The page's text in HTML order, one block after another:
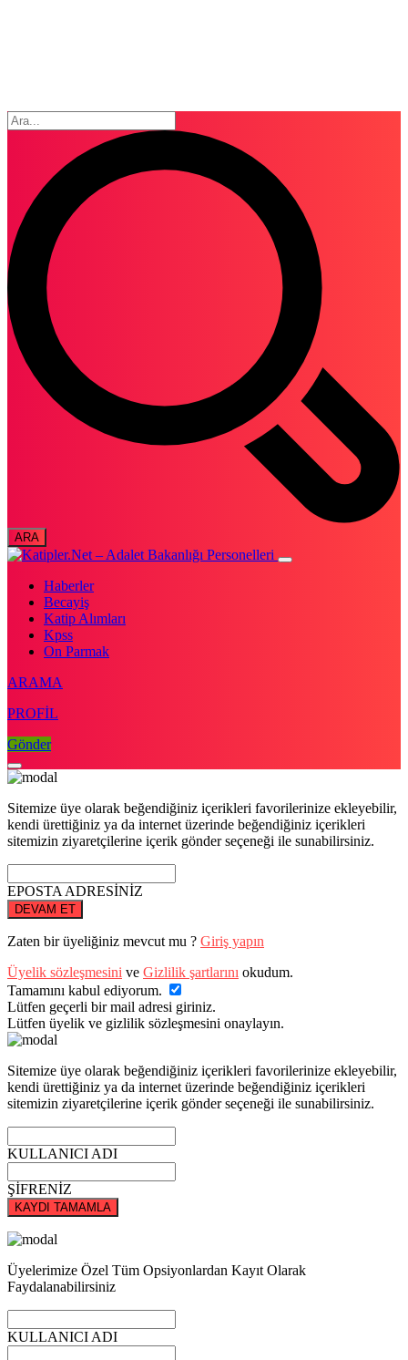
Haberler
Becayiş
Katip Alımları
Kpss
On Parmak
ARAMA
PROFİL
Gönder
Sitemize üye olarak beğendiğiniz içerikleri favorilerinize ekleyebilir,
kendi ürettiğiniz ya da internet üzerinde beğendiğiniz içerikleri
sitemizin ziyaretçilerine içerik gönder seçeneği ile sunabilirsiniz.
EPOSTA ADRESİNİZ
DEVAM ET
Zaten bir üyeliğiniz mevcut mu ? Giriş yapın
Üyelik sözleşmesini ve Gizlilik şartlarını okudum.
Tamamını kabul ediyorum.
Lütfen geçerli bir mail adresi giriniz.
Lütfen üyelik ve gizlilik sözleşmesini onaylayın.
Sitemize üye olarak beğendiğiniz içerikleri favorilerinize ekleyebilir,
kendi ürettiğiniz ya da internet üzerinde beğendiğiniz içerikleri
sitemizin ziyaretçilerine içerik gönder seçeneği ile sunabilirsiniz.
KULLANICI ADI
ŞİFRENİZ
KAYDI TAMAMLA
Üyelerimize Özel Tüm Opsiyonlardan Kayıt Olarak
Faydalanabilirsiniz
KULLANICI ADI